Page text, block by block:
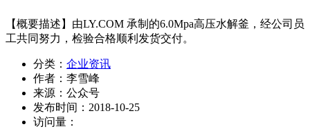
【概要描述】 由LY.COM 承制的6.0Mpa高压水解釜，经公司员
工共同努力，检验合格顺利发货交付。
分类： 企业资讯
作者： 李雪峰
来源： 公众号
发布时间： 2018-10-25
访问量：